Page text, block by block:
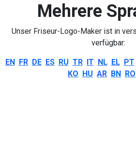
Mehrere
Unser Friseur-Logo-Maker ist in
verfügbar:
EN FR DE ES RU TR IT NL EL PT
KO HU AR BN RO